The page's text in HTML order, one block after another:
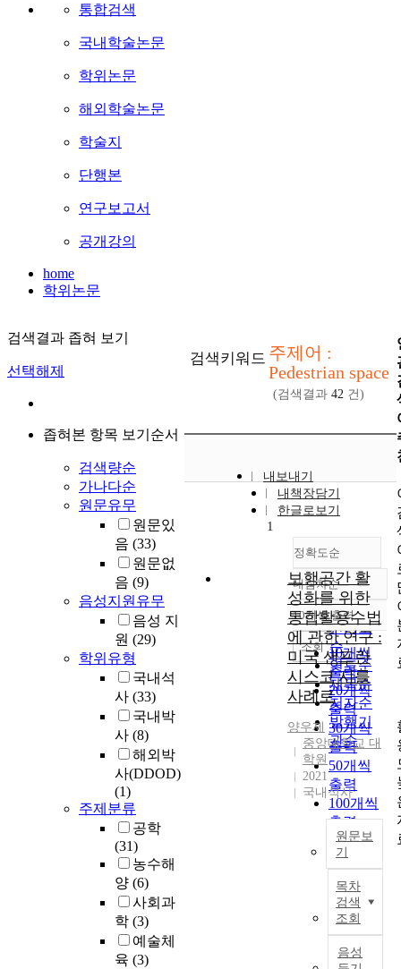
통합검색
국내학술논문
학위논문
해외학술논문
학술지
단행본
연구보고서
공개강의
home
학위논문
검색결과 좁혀 보기
선택해제
좁혀본 항목 보기순서
검색량순
가나다순
원문유무
원문있
음 (33)
원문없
음 (9)
음성지원유무
음성 지
원 (29)
학위유형
국내석
사 (33)
국내박
사 (8)
해외박
사(DDOD)
(1)
주제분류
공학
(31)
농수해
양 (6)
사회과
학 (3)
예술체
육 (3)
검색키워드 주제어 :
Pedestrian space
(검색결과 42 건)
내보내기
내책장담기
한글로보기
정확도순
정확도
순
인기도
순
연도순
제목순
저자순
발행기
관순
내림차순
내림차순
10개씩 출력
10개씩
출력
20개씩
출력
30개씩
출력
50개씩
출력
100개씩
출력
조회
1
보행공간 활
성화를 위한
통합활용수법
에 관한 연구 :
미국 샌프란
시스코 시를
사례로
양우제
중앙대학교 대
학원
2021
국내석사
원문보
기
목차
검색
조회
음성